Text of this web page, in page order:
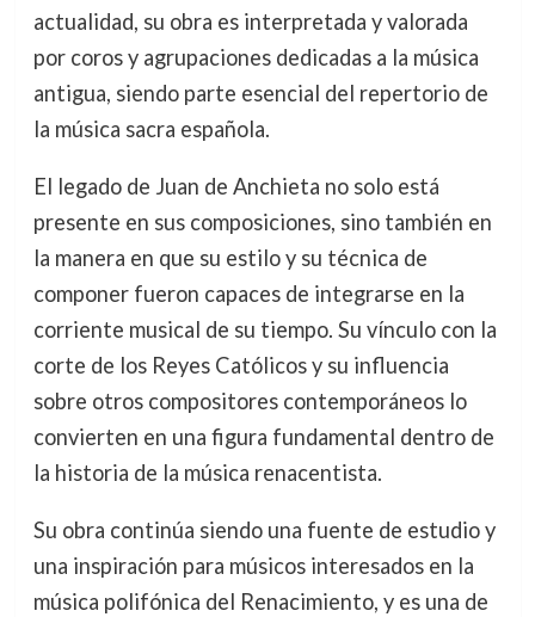
actualidad, su obra es interpretada y valorada
por coros y agrupaciones dedicadas a la música
antigua, siendo parte esencial del repertorio de
la música sacra española.
El legado de Juan de Anchieta no solo está
presente en sus composiciones, sino también en
la manera en que su estilo y su técnica de
componer fueron capaces de integrarse en la
corriente musical de su tiempo. Su vínculo con la
corte de los Reyes Católicos y su influencia
sobre otros compositores contemporáneos lo
convierten en una figura fundamental dentro de
la historia de la música renacentista.
Su obra continúa siendo una fuente de estudio y
una inspiración para músicos interesados en la
música polifónica del Renacimiento, y es una de